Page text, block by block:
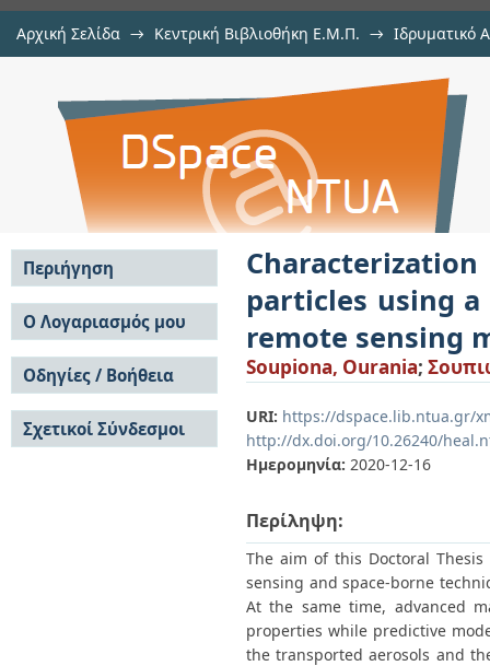
Αρχική Σελίδα → Κεντρική Βιβλιοθήκη Ε.Μ.Π. → Ιδρυματικό
Characterization and
of lidar techniques and
Mediterranean basin
particles using
remote sensing
Soupiona, Ourania;
URI: https://dspace.lib.ntua.gr/
http://dx.doi.org/10.26240/
Ημερομηνία: 2020-12-16
Περίληψη:
The aim of this Doctoral
sensing and space-borne
At the same time, advanced
properties while predictive
the transported aerosols and
Περιήγηση
Σε όλο το DSpace
Κοινότητες & Συλλογές
Ανά Ημερομηνία
Έκδοσης
Συγγραφείς
Τίτλοι
Θέματα
Ο Λογαριασμός μου
Σύνδεση
Εγγραφή
Οδηγίες / Βοήθεια
Οδηγίες Υποβολής
Οδηγίες Χρήσης ΙΑ
Συχνές Ερωτήσεις
Σχετικοί Σύνδεσμοι